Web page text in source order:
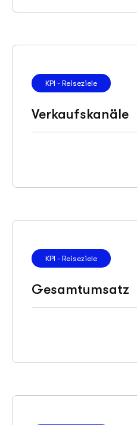
KPI - Reiseziele
Verkaufskanäle
KPI - Reiseziele
Gesamtumsatz